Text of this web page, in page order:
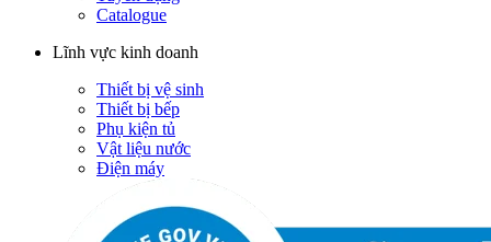
Catalogue
Lĩnh vực kinh doanh
Thiết bị vệ sinh
Thiết bị bếp
Phụ kiện tủ
Vật liệu nước
Điện máy